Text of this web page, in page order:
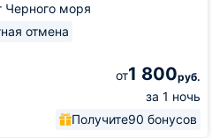
Черного моря
отмена
от1 800руб.
за 1 ночь
Получите90 бонусов